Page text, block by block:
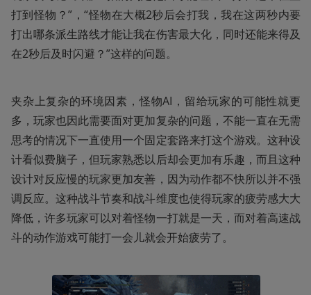
打到怪物？”，“怪物在大概2秒后会打我，我在这两秒内要
打出哪条派生路线才能让我在伤害最大化，同时还能来得及
在2秒后及时闪避？”这样的问题。
夹杂上复杂的环境因素，怪物AI，留给玩家的可能性就更
多，玩家也因此需要面对更加复杂的问题，不能一直在无需
思考的情况下一直使用一个固定套路来打这个游戏。这种设
计看似费脑子，但玩家熟悉以后却会更加有乐趣，而且这种
设计对反应慢的玩家更加友善，因为动作都不快所以并不强
调反应。这种战斗节奏和战斗维度也使得玩家的疲劳感大大
降低，许多玩家可以对着怪物一打就是一天，而对着高速战
斗的动作游戏可能打一会儿就会开始疲劳了。